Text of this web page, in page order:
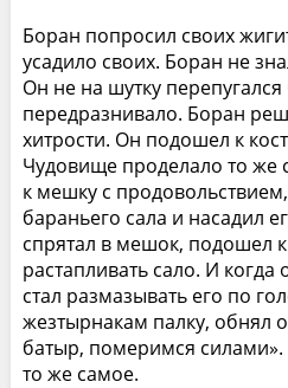
Боран попросил своих
усадило своих. Боран не
Он не на шутку
передразнивало. Боран
хитрости. Он подошел к
Чудовище проделало то
к мешку с
бараньего сала и насадил
спрятал в мешок, подошел к
растапливать сало. И
стал размазывать его по
жезтырнакам палку, обнял
батыр, померимся
то же самое.